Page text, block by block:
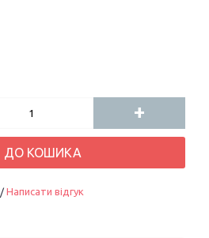
+
ДО КОШИКА
/ Написати відгук